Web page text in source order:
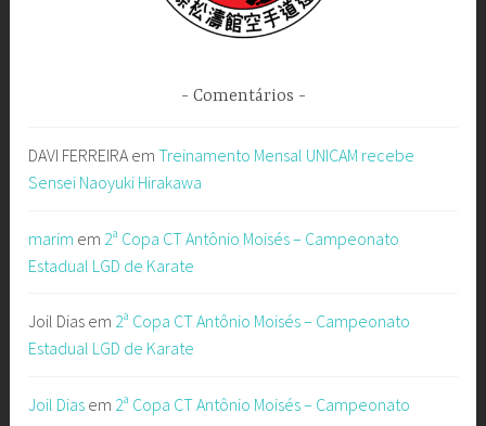
Comentários
DAVI FERREIRA emTreinamento Mensal UNICAM recebe
Sensei Naoyuki Hirakawa
marim em 2ª Copa CT Antônio Moisés – Campeonato
Estadual LGD de Karate
Joil Dias em 2ª Copa CT Antônio Moisés – Campeonato
Estadual LGD de Karate
Joil Dias em 2ª Copa CT Antônio Moisés – Campeonato